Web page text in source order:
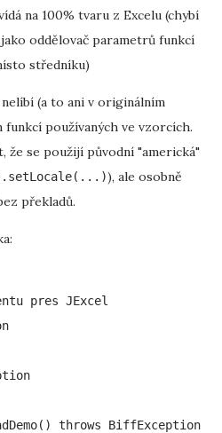
na 100% tvaru z Excelu (chybí
oddělovač parametrů funkcí
středníku)
(a to ani v originálním
funkcí používaných ve vzorcích.
že se použijí původní "americká"
), ale osobně
překladů.
pres JExcel
throws BiffException,